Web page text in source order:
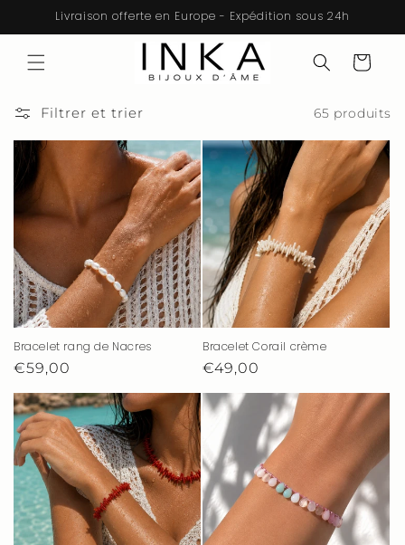
passer
au
contenu
Livraison offerte en Europe - Expédition sous 24h
Panier
Filtrer et trier 65 produits
Bracelet rang de Nacres
Prix
habituel
€59,00
Bracelet Corail crème
Prix
habituel
€49,00